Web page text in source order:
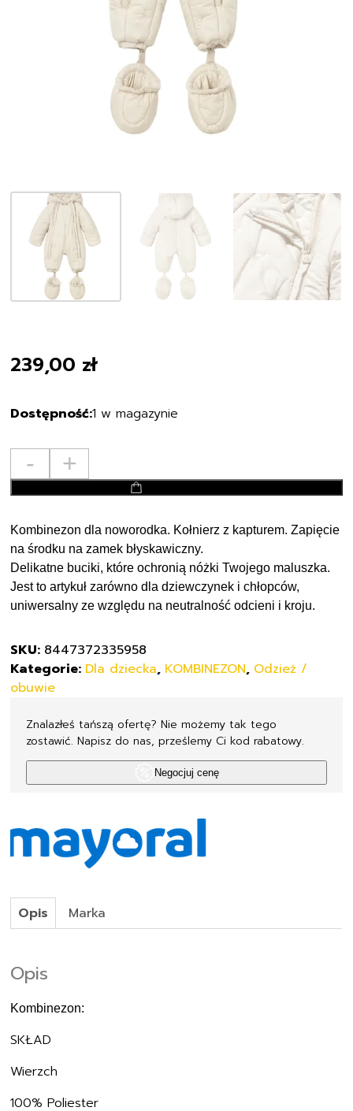
239,00 zł
1 w magazynie
-
ilość
Mayoral
2603
Rozmiar
86
18M
+
dodaj do koszyka
Kombinezon dla noworodka. Kołnierz z kapturem. Zapięcie
na środku na zamek błyskawiczny.
Delikatne buciki, które ochronią nóżki Twojego maluszka.
Jest to artykuł zarówno dla dziewczynek i chłopców,
uniwersalny ze względu na neutralność odcieni i kroju.
SKU: 8447372335958
Kategorie: Dla dziecka KOMBINEZON Odzież /
obuwie
Znalazłeś tańszą ofertę? Nie możemy tak tego
zostawić. Napisz do nas, prześlemy Ci kod rabatowy.
Negocjuj cenę
Opis Marka
Opis
Kombinezon:
SKŁAD
Wierzch
100% Poliester